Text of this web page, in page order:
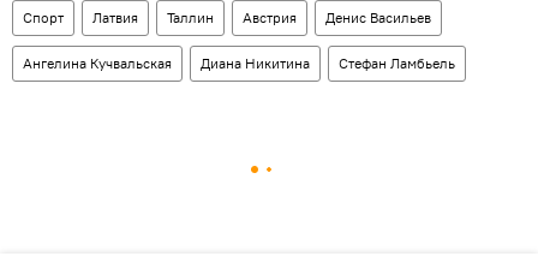
Спорт Латвия Таллин Австрия Денис Васильев
Ангелина Кучвальская Диана Никитина Стефан Ламбьель